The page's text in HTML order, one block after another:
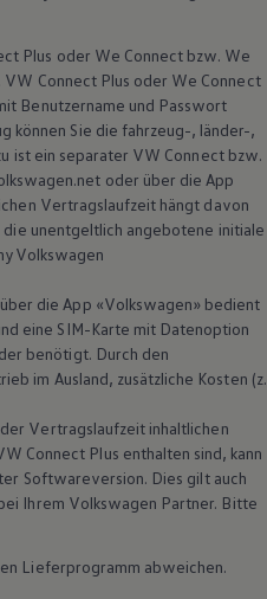
Plus oder We Connect bzw. We
Connect Plus oder We Connect
Benutzername und Passwort
können Sie die fahrzeug-, länder-,
ist ein separater VW Connect bzw.
oder über die App
Vertragslaufzeit hängt davon
die unentgeltlich angebotene initiale
die App «Volkswagen» bedient
eine SIM-Karte mit Datenoption
benötigt. Durch den
im Ausland, zusätzliche Kosten (z.
Vertragslaufzeit inhaltlichen
Connect Plus enthalten sind, kann
Softwareversion. Dies gilt auch
Ihrem Volkswagen Partner. Bitte
Lieferprogramm abweichen.